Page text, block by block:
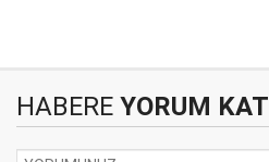
HABERE YORUM KAT